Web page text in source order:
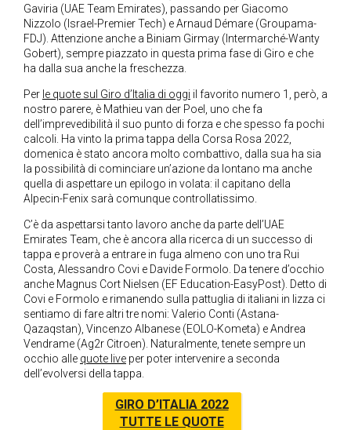
Gaviria (UAE Team Emirates), passando per Giacomo
Nizzolo (Israel-Premier Tech) e Arnaud Démare (Groupama-
FDJ). Attenzione anche a Biniam Girmay (Intermarché-Wanty
Gobert), sempre piazzato in questa prima fase di Giro e che
ha dalla sua anche la freschezza.
Per le quote sul Giro d’Italia di oggi il favorito numero 1, però, a
nostro parere, è Mathieu van der Poel, uno che fa
dell’imprevedibilità il suo punto di forza e che spesso fa pochi
calcoli. Ha vinto la prima tappa della Corsa Rosa 2022,
domenica è stato ancora molto combattivo, dalla sua ha sia
la possibilità di cominciare un’azione da lontano ma anche
quella di aspettare un epilogo in volata: il capitano della
Alpecin-Fenix sarà comunque controllatissimo.
C’è da aspettarsi tanto lavoro anche da parte dell’UAE
Emirates Team, che è ancora alla ricerca di un successo di
tappa e proverà a entrare in fuga almeno con uno tra Rui
Costa, Alessandro Covi e Davide Formolo. Da tenere d’occhio
anche Magnus Cort Nielsen (EF Education-EasyPost). Detto di
Covi e Formolo e rimanendo sulla pattuglia di italiani in lizza ci
sentiamo di fare altri tre nomi: Valerio Conti (Astana-
Qazaqstan), Vincenzo Albanese (EOLO-Kometa) e Andrea
Vendrame (Ag2r Citroen). Naturalmente, tenete sempre un
occhio alle quote live per poter intervenire a seconda
dell’evolversi della tappa.
GIRO D’ITALIA 2022
TUTTE LE QUOTE